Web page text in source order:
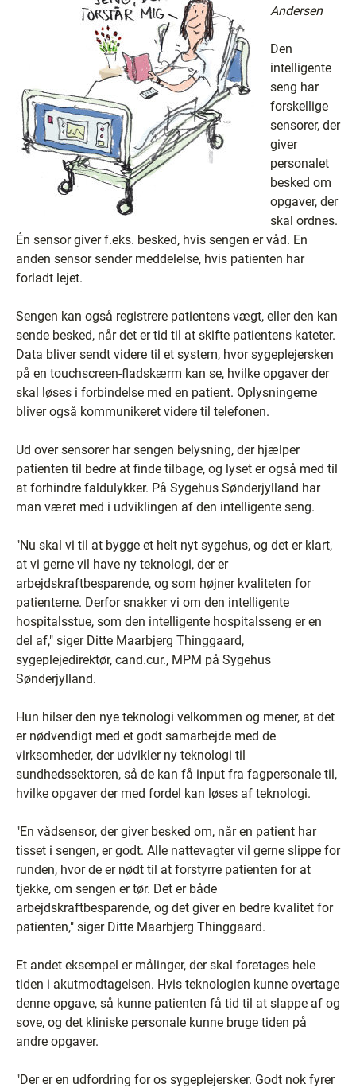
Andersen
Den
intelligente
seng har
forskellige
sensorer, der
giver
personalet
besked om
opgaver, der
skal ordnes.
Én sensor giver f.eks. besked, hvis sengen er våd. En
anden sensor sender meddelelse, hvis patienten har
forladt lejet.
Sengen kan også registrere patientens vægt, eller den kan
sende besked, når det er tid til at skifte patientens kateter.
Data bliver sendt videre til et system, hvor sygeplejersken
på en touchscreen-fladskærm kan se, hvilke opgaver der
skal løses i forbindelse med en patient. Oplysningerne
bliver også kommunikeret videre til telefonen.
Ud over sensorer har sengen belysning, der hjælper
patienten til bedre at finde tilbage, og lyset er også med til
at forhindre faldulykker. På Sygehus Sønderjylland har
man været med i udviklingen af den intelligente seng.
"Nu skal vi til at bygge et helt nyt sygehus, og det er klart,
at vi gerne vil have ny teknologi, der er
arbejdskraftbesparende, og som højner kvaliteten for
patienterne. Derfor snakker vi om den intelligente
hospitalsstue, som den intelligente hospitalsseng er en
del af," siger Ditte Maarbjerg Thinggaard,
sygeplejedirektør, cand.cur., MPM på Sygehus
Sønderjylland.
Hun hilser den nye teknologi velkommen og mener, at det
er nødvendigt med et godt samarbejde med de
virksomheder, der udvikler ny teknologi til
sundhedssektoren, så de kan få input fra fagpersonale til,
hvilke opgaver der med fordel kan løses af teknologi.
"En vådsensor, der giver besked om, når en patient har
tisset i sengen, er godt. Alle nattevagter vil gerne slippe for
runden, hvor de er nødt til at forstyrre patienten for at
tjekke, om sengen er tør. Det er både
arbejdskraftbesparende, og det giver en bedre kvalitet for
patienten," siger Ditte Maarbjerg Thinggaard.
Et andet eksempel er målinger, der skal foretages hele
tiden i akutmodtagelsen. Hvis teknologien kunne overtage
denne opgave, så kunne patienten få tid til at slappe af og
sove, og det kliniske personale kunne bruge tiden på
andre opgaver.
"Der er en udfordring for os sygeplejersker. Godt nok fyrer